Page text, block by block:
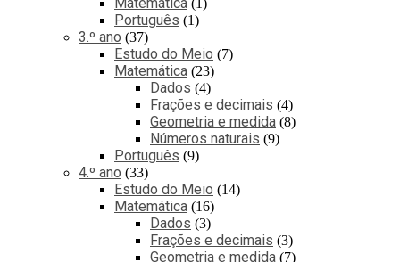
Português 1
3.º ano 37
Estudo do Meio 7
Matemática 23
Dados 4
Frações e decimais 4
Geometria e medida 8
Números naturais 9
Português 9
4.º ano 33
Estudo do Meio 14
Matemática 16
Dados 3
Frações e decimais 3
Geometria e medida 7